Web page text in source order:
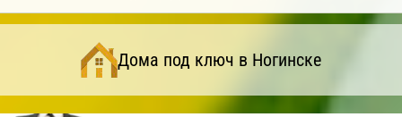
Дома под ключ в Ногинске